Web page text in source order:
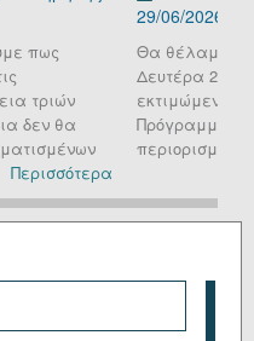
πως
τριών
δεν θα
Περισσότερα
29/06/2026
Θα θέλαμε να
Δευτέρα 29
εκτιμώμενη
Πρόγραμμα
περιορισμένη